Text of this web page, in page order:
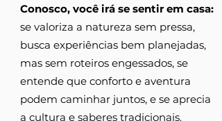
Conosco, você irá se sentir em casa:
se valoriza a natureza sem pressa,
busca experiências bem planejadas,
mas sem roteiros engessados, se
entende que conforto e aventura
podem caminhar juntos, e se aprecia
a cultura e saberes tradicionais.